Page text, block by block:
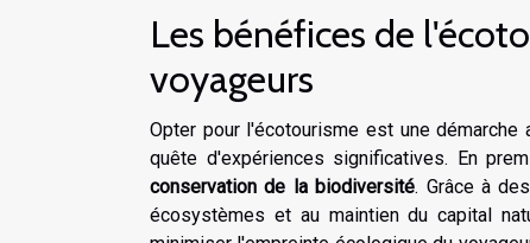
Les bénéfices de
voyageurs
Opter pour l'écotourisme est une
quête d'expériences significatives. En
conservation de la biodiversité. Grâce à
écosystèmes et au maintien du capital